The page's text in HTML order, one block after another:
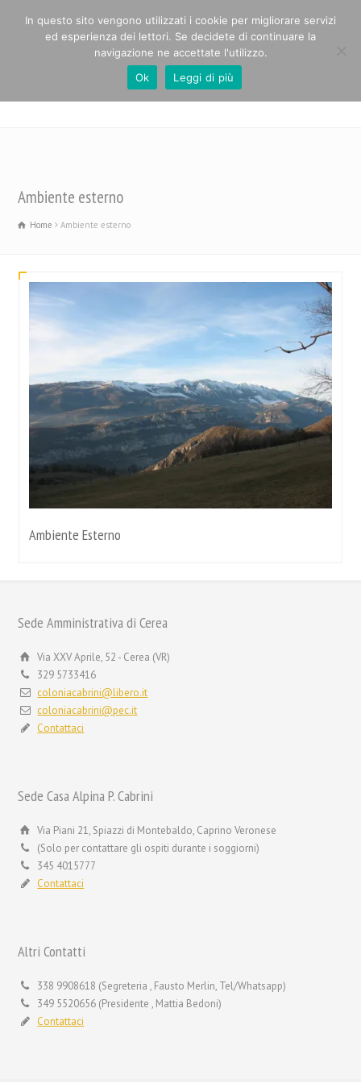
Casa Alpina Paolo Cabrini
Ambiente esterno
Home Ambiente esterno
Ambiente Esterno
Sede Amministrativa di Cerea
Via XXV Aprile, 52 - Cerea (VR)
329 5733416
coloniacabrini@libero.it
coloniacabrini@pec.it
Contattaci
Sede Casa Alpina P. Cabrini
Via Piani 21, Spiazzi di Montebaldo, Caprino Veronese
(Solo per contattare gli ospiti durante i soggiorni)
345 4015777
Contattaci
Altri Contatti
338 9908618 (Segreteria , Fausto Merlin, Tel/Whatsapp)
349 5520656 (Presidente , Mattia Bedoni)
Contattaci
In questo sito vengono utilizzati i cookie per migliorare servizi
ed esperienza dei lettori. Se decidete di continuare la
navigazione ne accettate l'utilizzo.
Ok
Leggi di più